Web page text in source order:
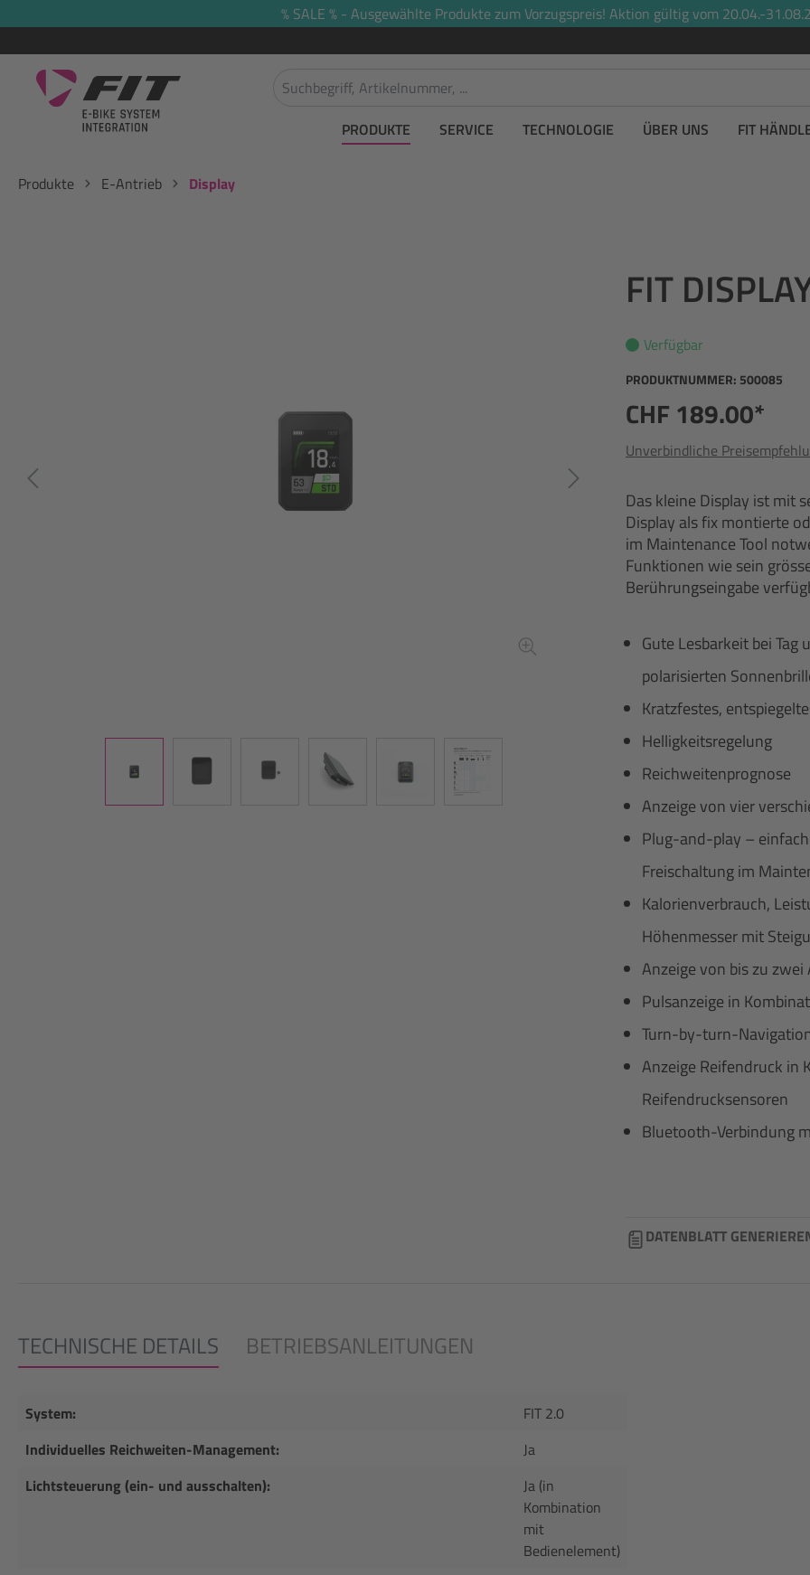
% SALE % - Ausgewählte Produkte zum Vorzugspreis! Aktion gültig vom 20.04.-
PRODUKTE SERVICE TECHNOLOGIE ÜBER UNS FIT
Produkte E-Antrieb Display
FIT
Verfügbar
PRODUKTNUMMER: 500085
CHF 189.00*
Unverbindliche
Das kleine Display ist mit
Display als fix montierte
im Maintenance Tool
Funktionen wie sein
Berührungseingabe
Gute Lesbarkeit bei
polarisierten
Kratzfestes,
Helligkeitsregelung
Reichweitenprognose
Anzeige von vier
Plug-and-play –
Freischaltung im
Kalorienverbrauch,
Höhenmesser mit
Anzeige von bis zu zwei
Pulsanzeige in
Turn-by-turn-
Anzeige Reifendruck in
Reifendrucksensoren
Bluetooth-Verbindung
DATENBLATT
TECHNISCHE DETAILS BETRIEBSANLEITUNGEN
System:
FIT 2.0
Individuelles Reichweiten-Management:
Ja
Lichtsteuerung (ein- und ausschalten):
Ja (in
Kombination
mit
Bedienelement)